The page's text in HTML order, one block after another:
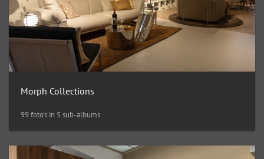
Morph Collections
99 foto's in 5 sub-albums